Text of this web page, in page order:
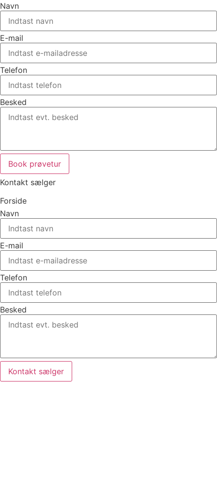
Navn
E-mail
Telefon
Besked
Book prøvetur
Kontakt sælger
Forside
Navn
E-mail
Telefon
Besked
Kontakt sælger